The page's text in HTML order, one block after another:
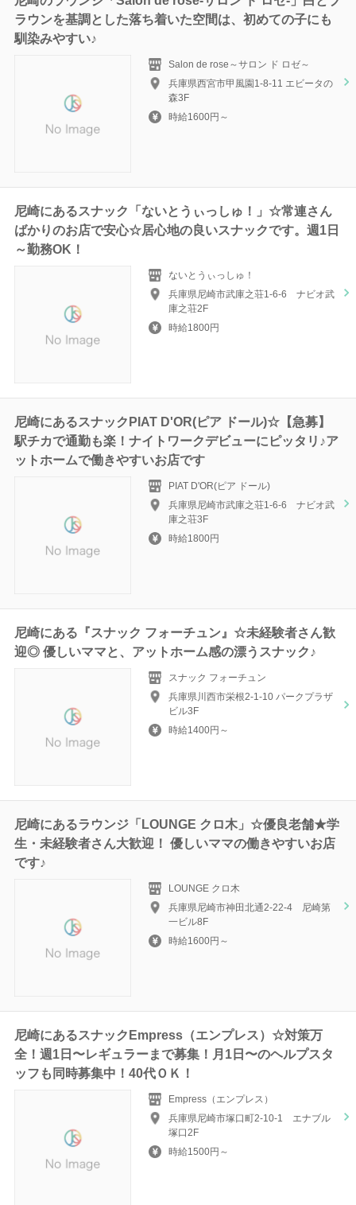
ラウンを基調とした落ち着いた空間は、初めての子にも
馴染みやすい♪
Salon de rose～サロン ド ロゼ～
兵庫県西宮市甲風園1-8-11 エビータの
森3F
時給1600円～
尼崎にあるスナック「ないとうぃっしゅ！」☆常連さん
ばかりのお店で安心☆居心地の良いスナックです。週1日
～勤務OK！
ないとうぃっしゅ！
兵庫県尼崎市武庫之荘1-6-6 ナビオ武
庫之荘2F
時給1800円
尼崎にあるスナックPIAT D'OR(ピア ドール)☆【急募】
駅チカで通勤も楽！ナイトワークデビューにピッタリ♪ア
ットホームで働きやすいお店です
PIAT D'OR(ピア ドール)
兵庫県尼崎市武庫之荘1-6-6 ナビオ武
庫之荘3F
時給1800円
尼崎にある『スナック フォーチュン』☆未経験者さん歓
迎◎ 優しいママと、アットホーム感の漂うスナック♪
スナック フォーチュン
兵庫県川西市栄根2-1-10 パークプラザ
ビル3F
時給1400円～
尼崎にあるラウンジ「LOUNGE クロ木」☆優良老舗★学
生・未経験者さん大歓迎！ 優しいママの働きやすいお店
です♪
LOUNGE クロ木
兵庫県尼崎市神田北通2-22-4 尼崎第
一ビル8F
時給1600円～
尼崎にあるスナックEmpress（エンプレス）☆対策万
全！週1日〜レギュラーまで募集！月1日〜のヘルプスタ
ッフも同時募集中！40代ＯＫ！
Empress（エンプレス）
兵庫県尼崎市塚口町2-10-1 エナブル
塚口2F
時給1500円～